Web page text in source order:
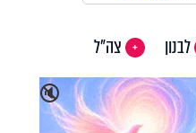
לבנון
צה"ל
🔇